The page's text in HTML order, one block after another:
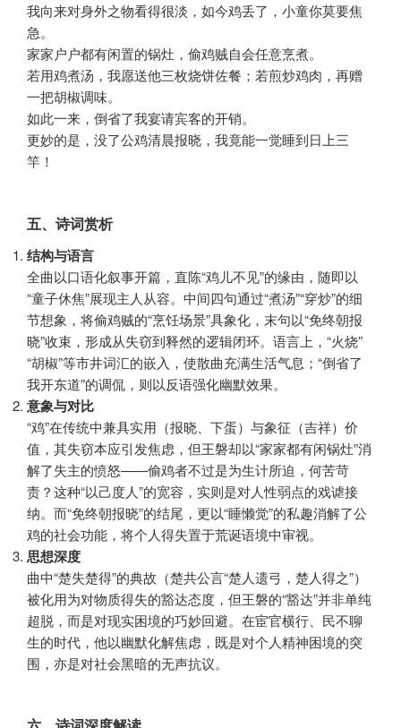
我向来对身外之物看得很淡，如今鸡丢了，小童你莫要焦
急。
家家户户都有闲置的锅灶，偷鸡贼自会任意烹煮。
若用鸡煮汤，我愿送他三枚烧饼佐餐；若煎炒鸡肉，再赠
一把胡椒调味。
如此一来，倒省了我宴请宾客的开销。
更妙的是，没了公鸡清晨报晓，我竟能一觉睡到日上三
竿！
五、诗词赏析
结构与语言
全曲以口语化叙事开篇，直陈“鸡儿不见”的缘由，随即以
“童子休焦”展现主人从容。中间四句通过“煮汤”“穿炒”的细
节想象，将偷鸡贼的“烹饪场景”具象化，末句以“免终朝报
晓”收束，形成从失窃到释然的逻辑闭环。语言上，“火烧”
“胡椒”等市井词汇的嵌入，使散曲充满生活气息；“倒省了
我开东道”的调侃，则以反语强化幽默效果。
意象与对比
“鸡”在传统中兼具实用（报晓、下蛋）与象征（吉祥）价
值，其失窃本应引发焦虑，但王磐却以“家家都有闲锅灶”消
解了失主的愤怒——偷鸡者不过是为生计所迫，何苦苛
责？这种“以己度人”的宽容，实则是对人性弱点的戏谑接
纳。而“免终朝报晓”的结尾，更以“睡懒觉”的私趣消解了公
鸡的社会功能，将个人得失置于荒诞语境中审视。
思想深度
曲中“楚失楚得”的典故（楚共公言“楚人遗弓，楚人得之”）
被化用为对物质得失的豁达态度，但王磐的“豁达”并非单纯
超脱，而是对现实困境的巧妙回避。在宦官横行、民不聊
生的时代，他以幽默化解焦虑，既是对个人精神困境的突
围，亦是对社会黑暗的无声抗议。